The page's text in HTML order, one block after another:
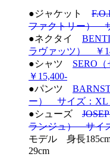
●ジャケット
ファクトリー）
●ネクタイ
ラヴァッツ） ￥
●シャツ SERO
￥15,400-
●パンツ
ー） サイズ：XL
●シューズ
ランジュ） サイ
モデル 身長
29cm